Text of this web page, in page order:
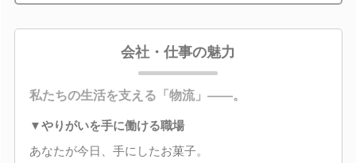
会社・仕事の魅力
私たちの生活を支える「物流」――。
▼やりがいを手に働ける職場
あなたが今日、手にしたお菓子。